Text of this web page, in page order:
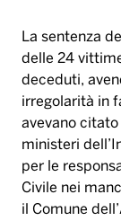
La sentenza
delle 24
deceduti,
irregolarità in
avevano
ministeri
per le
Civile nei
il Comune